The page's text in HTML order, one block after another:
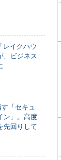
レイクハウ
、ビジネス
「セキュ
ン」。高度
先回りして